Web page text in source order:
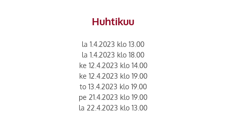
Huhtikuu
la 1.4.2023 klo 13.00
la 1.4.2023 klo 18.00
ke 12.4.2023 klo 14.00
ke 12.4.2023 klo 19.00
to 13.4.2023 klo 19.00
pe 21.4.2023 klo 19.00
la 22.4.2023 klo 13.00